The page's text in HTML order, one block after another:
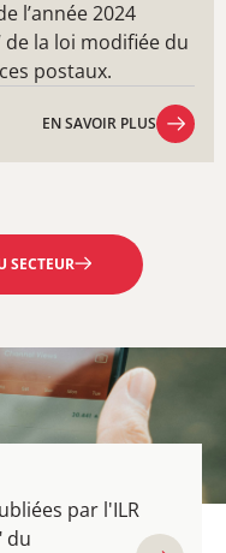
l’année 2024
de la loi modifiée du
postaux.
EN SAVOIR PLUS
EN SAVOIR PLUS
SECTEUR
par l'ILR
du